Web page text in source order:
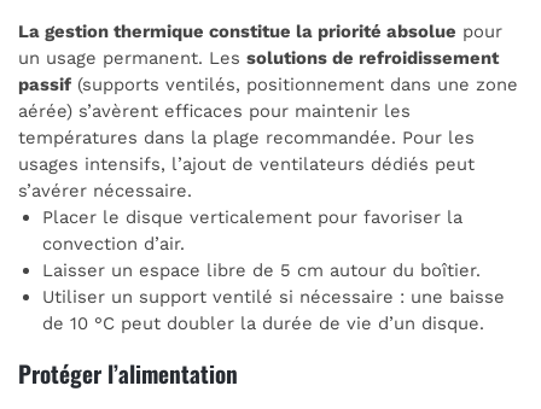
La gestion thermique constitue la priorité absolue pour
un usage permanent. Les solutions de refroidissement
passif (supports ventilés, positionnement dans une zone
aérée) s’avèrent efficaces pour maintenir les
températures dans la plage recommandée. Pour les
usages intensifs, l’ajout de ventilateurs dédiés peut
s’avérer nécessaire.
Placer le disque verticalement pour favoriser la
convection d’air.
Laisser un espace libre de 5 cm autour du boîtier.
Utiliser un support ventilé si nécessaire : une baisse
de 10 °C peut doubler la durée de vie d’un disque.
Protéger l’alimentation